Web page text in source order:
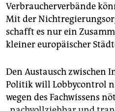
Verbraucherverbände
Mit der
schafft es nur ein
kleiner europäischer
Den Austausch zwischen
Politik will Lobbycontrol
wegen des Fachwissens